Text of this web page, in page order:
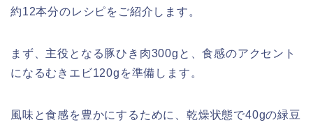
約12本分のレシピをご紹介します。
まず、主役となる豚ひき肉300gと、食感のアクセント
になるむきエビ120gを準備します。
風味と食感を豊かにするために、乾燥状態で40gの緑豆